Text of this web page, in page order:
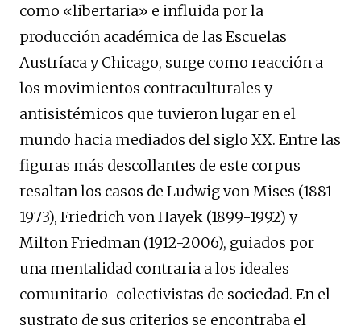
como «libertaria» e influida por la
producción académica de las Escuelas
Austríaca y Chicago, surge como reacción a
los movimientos contraculturales y
antisistémicos que tuvieron lugar en el
mundo hacia mediados del siglo XX. Entre las
figuras más descollantes de este corpus
resaltan los casos de Ludwig von Mises (1881-
1973), Friedrich von Hayek (1899-1992) y
Milton Friedman (1912-2006), guiados por
una mentalidad contraria a los ideales
comunitario-colectivistas de sociedad. En el
sustrato de sus criterios se encontraba el